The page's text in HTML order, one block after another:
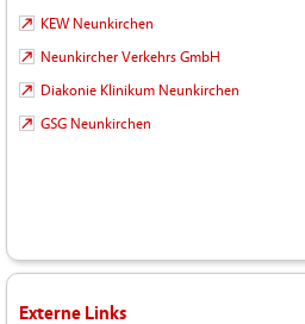
KEW Neunkirchen
Neunkircher Verkehrs GmbH
Diakonie Klinikum Neunkirchen
GSG Neunkirchen
Externe Links